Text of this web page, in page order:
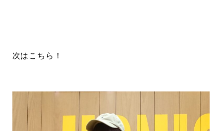
次はこちら！